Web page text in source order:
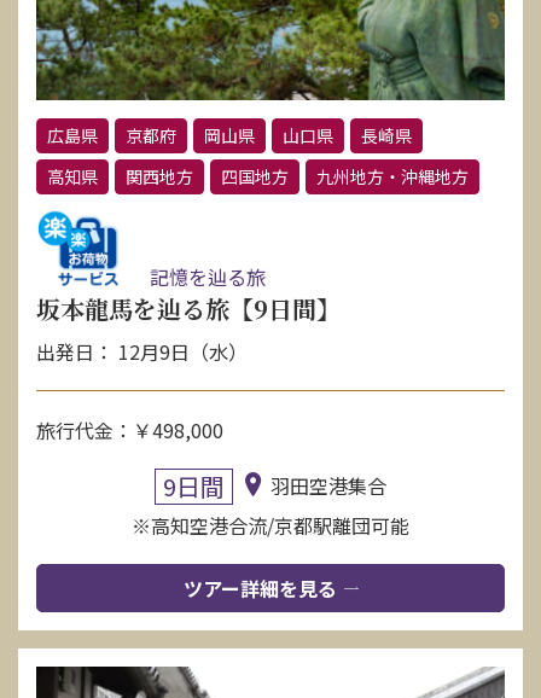
広島県 京都府 岡山県 山口県
長崎県
高知県
関西地方 四国地方 九州地方・沖縄地方
記憶を辿る旅
坂本龍馬を辿る旅【9日間】
出発日： 12月9日（水）
旅行代金：￥498,000
9日間
羽田空港集合
※高知空港合流/京都駅離団可能
ツアー詳細を見る